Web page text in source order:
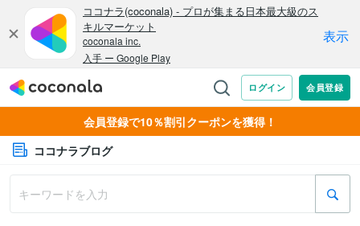
会員登録で10％割引クーポンを獲得！
ココナラブログ